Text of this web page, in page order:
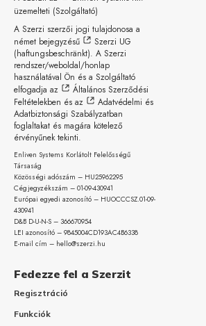
üzemelteti (Szolgáltató)
A Szerzi szerzői jogi tulajdonosa a
német bejegyzésű
Szerzi UG
(haftungsbeschränkt). A Szerzi
rendszer/weboldal/honlap
használatával Ön és a Szolgáltató
elfogadja az
Általános Szerződési
Feltételekben és az
Adatvédelmi és
Adatbiztonsági Szabályzatban
foglaltakat és magára kötelező
érvényűnek tekinti.
Enliven Systems Korlátolt Felelősségű
Társaság
Közösségi adószám – HU25962295
Cégjegyzékszám – 01-09-430941
Európai egyedi azonosító – HUOCCCSZ.01-09-
430941
D&B D-U-N-S – 366670954
LEI azonosító – 9845004CD193AC4B6338
E-mail cím – hello@szerzi.hu
Fedezze fel a Szerzit
Regisztráció
Funkciók